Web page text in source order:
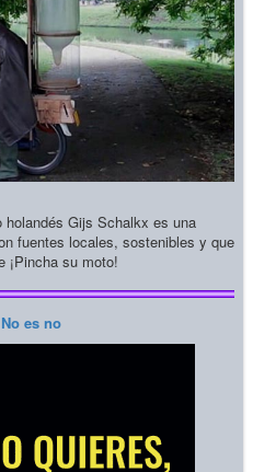
holandés Gijs Schalkx es una
fuentes locales, sostenibles y que
¡Pincha su moto!
No es no